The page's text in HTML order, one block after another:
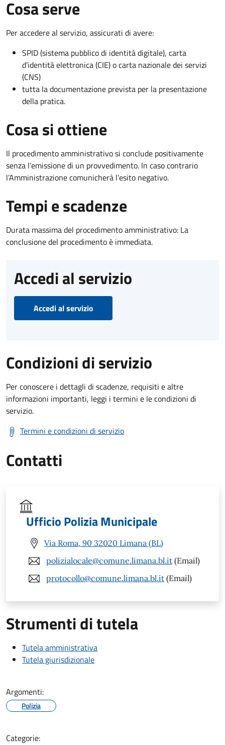
Cosa serve
Per accedere al servizio, assicurati di avere:
SPID (sistema pubblico di identità digitale), carta
d’identità elettronica (CIE) o carta nazionale dei servizi
(CNS)
tutta la documentazione prevista per la presentazione
della pratica.
Cosa si ottiene
Il procedimento amministrativo si conclude positivamente
senza l’emissione di un provvedimento. In caso contrario
l’Amministrazione comunicherà l’esito negativo.
Tempi e scadenze
Durata massima del procedimento amministrativo: La
conclusione del procedimento è immediata.
Accedi al servizio
Accedi al servizio
Condizioni di servizio
Per conoscere i dettagli di scadenze, requisiti e altre
informazioni importanti, leggi i termini e le condizioni di
servizio.
Termini e condizioni di servizio
Contatti
Ufficio Polizia Municipale
Via Roma, 90 32020 Limana (BL)
polizialocale@comune.limana.bl.it (Email)
protocollo@comune.limana.bl.it (Email)
Strumenti di tutela
Tutela amministrativa
Tutela giurisdizionale
Argomenti:
Polizia
Categorie: